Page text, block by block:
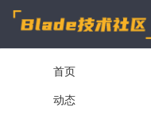
首页
动态